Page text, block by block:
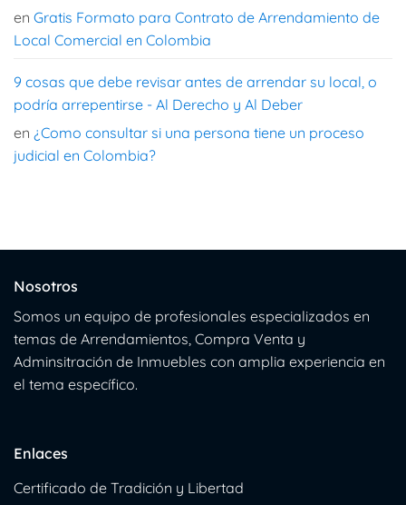
en Gratis Formato para Contrato de Arrendamiento de
Local Comercial en Colombia
9 cosas que debe revisar antes de arrendar su local, o
podría arrepentirse - Al Derecho y Al Deber
en ¿Como consultar si una persona tiene un proceso
judicial en Colombia?
Nosotros
Somos un equipo de profesionales especializados en
temas de Arrendamientos, Compra Venta y
Adminsitración de Inmuebles con amplia experiencia en
el tema específico.
Enlaces
Certificado de Tradición y Libertad